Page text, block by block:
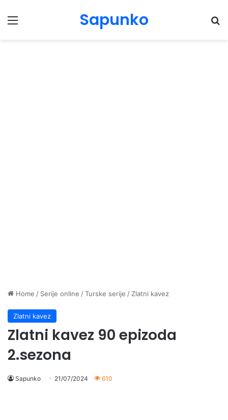
Menu Sapunko
Home / Serije online /Turske serije / Zlatni kavez
Zlatni kavez
Zlatni kavez 90 epizoda
2.sezona
Sapunko 21/07/2024 610